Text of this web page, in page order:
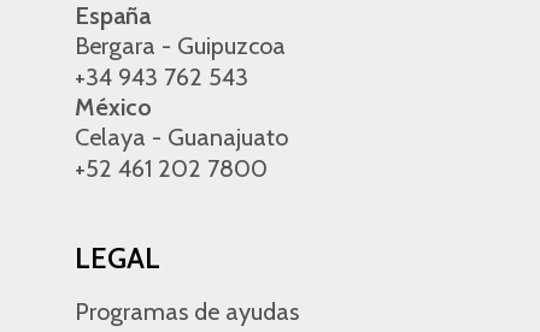
España
Bergara - Guipuzcoa
+34 943 762 543
México
Celaya - Guanajuato
+52 461 202 7800
LEGAL
Programas de ayudas